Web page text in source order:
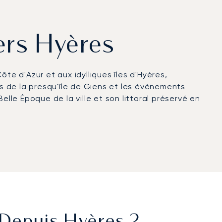
Hyères
d'Azur et aux idylliques îles d'Hyères,
de la presqu'île de Giens et les événements
Époque de la ville et son littoral préservé en
et 7j/7. Nous coordonnons les vols vers